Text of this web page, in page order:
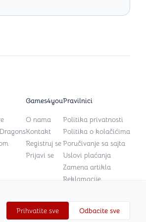
Prihvatite sve Odbacite sve
Games4you
O nama
Kontakt
Registruj se
Prijavi se
Pravilnici
Politika privatnosti
Politika o kolačićima
Poručivanje sa sajta
Uslovi plaćanja
Zamena artikla
Reklamacije